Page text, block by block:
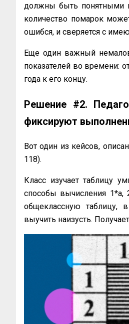
должны быть понятными
количество помарок
ошибся, и сверяется с
Еще один важный
показателей во времени:
года к его концу.
Решение #2.
фиксируют
Вот один из кейсов,
118).
Класс изучает таблицу
способы вычисления 1*а,
общеклассную таблицу,
выучить наизусть.